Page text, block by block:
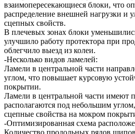
взаимопересекающиеся блоки, что
распределение внешней нагрузки и
сцепных свойств.
В плечевых зонах блоки
улучшило работу протектора при
облегчило выезд из колеи.
-Несколько видов ламелей:
Ламели в центральной части
углом, что повышает курсовую
покрытии.
Ламели в центральной части имеют
располагаются под небольшим
сцепные свойства на мокром
-Оптимизированная схема
Количество продольных рядов